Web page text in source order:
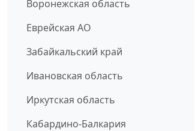
Воронежская область
Еврейская АО
Забайкальский край
Ивановская область
Иркутская область
Кабардино-Балкария